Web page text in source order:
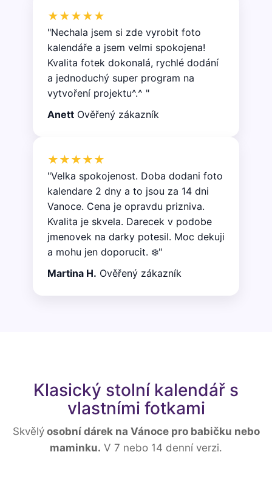
★★★★★
"Nechala jsem si zde vyrobit foto
kalendáře a jsem velmi spokojena!
Kvalita fotek dokonalá, rychlé dodání
a jednoduchý super program na
vytvoření projektu^.^ "
Anett Ověřený zákazník
★★★★★
"Velka spokojenost. Doba dodani foto
kalendare 2 dny a to jsou za 14 dni
Vanoce. Cena je opravdu prizniva.
Kvalita je skvela. Darecek v podobe
jmenovek na darky potesil. Moc dekuji
a mohu jen doporucit. ❄️"
Martina H. Ověřený zákazník
Klasický stolní kalendář s
vlastními fotkami
Skvělýosobní dárek na Vánoce pro babičku nebo
maminku. V 7 nebo 14 denní verzi.